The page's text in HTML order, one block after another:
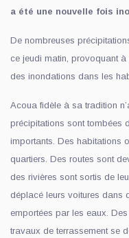
a été une nouvelle fois
De nombreuses
ce jeudi matin, provoquant
des inondations dans les
Acoua fidèle à sa tradition
précipitations sont tombées
importants. Des habitations
quartiers. Des routes sont
des rivières sont sortis de
déplacé leurs voitures dans
emportées par les eaux.
travaux de terrassement se